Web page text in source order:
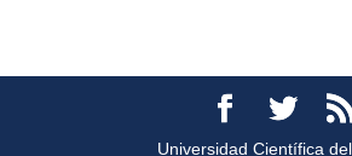
Universidad Científica